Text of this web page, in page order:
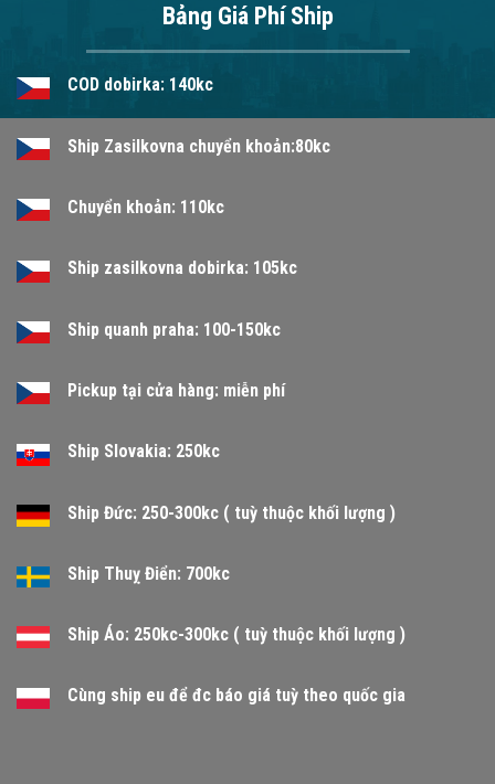
Bảng Giá Phí Ship
COD dobirka: 140kc
Ship Zasilkovna chuyển khoản:80kc
Chuyển khoản: 110kc
Ship zasilkovna dobirka: 105kc
Ship quanh praha: 100-150kc
Pickup tại cửa hàng: miễn phí
Ship Slovakia: 250kc
Ship Đức: 250-300kc ( tuỳ thuộc khối lượng )
Ship Thuỵ Điển: 700kc
Ship Áo: 250kc-300kc ( tuỳ thuộc khối lượng )
Cùng ship eu để đc báo giá tuỳ theo quốc gia